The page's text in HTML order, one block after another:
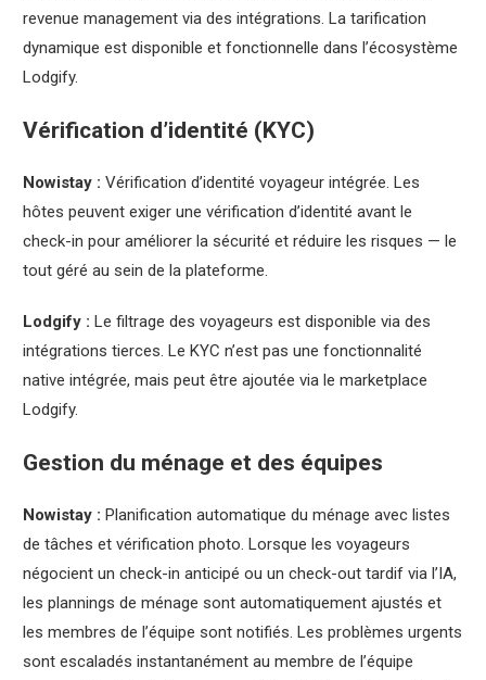
revenue management via des intégrations. La tarification
dynamique est disponible et fonctionnelle dans l’écosystème
Lodgify.
Vérification d’identité (KYC)
Nowistay : Vérification d’identité voyageur intégrée. Les
hôtes peuvent exiger une vérification d’identité avant le
check-in pour améliorer la sécurité et réduire les risques — le
tout géré au sein de la plateforme.
Lodgify : Le filtrage des voyageurs est disponible via des
intégrations tierces. Le KYC n’est pas une fonctionnalité
native intégrée, mais peut être ajoutée via le marketplace
Lodgify.
Gestion du ménage et des équipes
Nowistay : Planification automatique du ménage avec listes
de tâches et vérification photo. Lorsque les voyageurs
négocient un check-in anticipé ou un check-out tardif via l’IA,
les plannings de ménage sont automatiquement ajustés et
les membres de l’équipe sont notifiés. Les problèmes urgents
sont escaladés instantanément au membre de l’équipe